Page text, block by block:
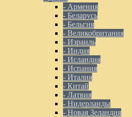
- Армения
- Беларусь
- Бельгия
- Великобритания
- Израиль
- Индия
- Исландия
- Испания
- Италия
- Китай
- Латвия
- Нидерланды
- Новая Зеландия